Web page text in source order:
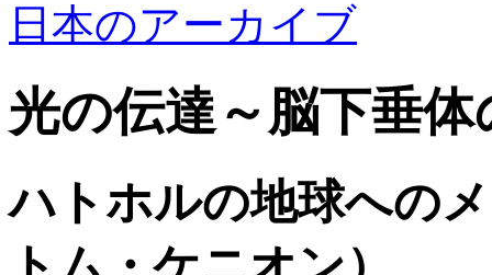
日本のアーカイブ
光の伝達～脳下垂体
ハトホルの地球への